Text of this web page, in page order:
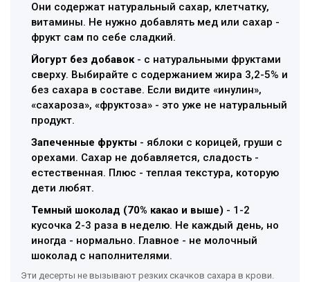
Они содержат натуральный сахар, клетчатку,
витамины. Не нужно добавлять мед или сахар -
фрукт сам по себе сладкий.
Йогурт без добавок- с натуральными фруктами
сверху. Выбирайте с содержанием жира 3,2-5% и
без сахара в составе. Если видите «инулин»,
«сахароза», «фруктоза» - это уже не натуральный
продукт.
Запеченные фрукты - яблоки с корицей, груши с
орехами. Сахар не добавляется, сладость -
естественная. Плюс - теплая текстура, которую
дети любят.
Темный шоколад (70% какао и выше) - 1-2
кусочка 2-3 раза в неделю. Не каждый день, но
иногда - нормально. Главное - не молочный
шоколад с наполнителями.
Эти десерты не вызывают резких скачков сахара в крови.